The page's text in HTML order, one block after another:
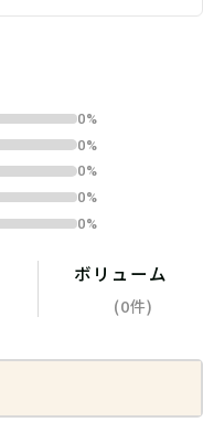
0%
0%
0%
0%
0%
ボリューム
(0件)